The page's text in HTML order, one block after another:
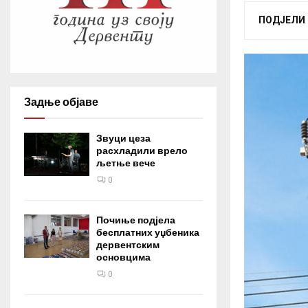
ПОДЈЕЛИ
Задње објаве
Звуци цеза
расхладили врело
љетње вече
0
Почиње подјела
бесплатних уџбеника
дервентским
основцима
0